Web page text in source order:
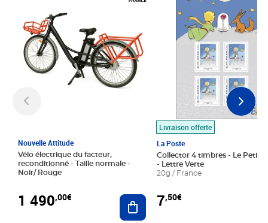
Nouvelle Attitude
Vélo électrique du facteur,
reconditionné - Taille normale -
Noir/ Rouge
1 490,00€ Ajouter au panier
Livraison offerte
La Poste
Collector 4 timbres - Le Petit
- Lettre Verte
20g / France
7,50€